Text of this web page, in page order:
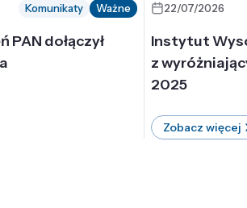
Komunikaty Ważne
dołączył
22/07/2026
Instytut
z
2025
Zobacz więcej